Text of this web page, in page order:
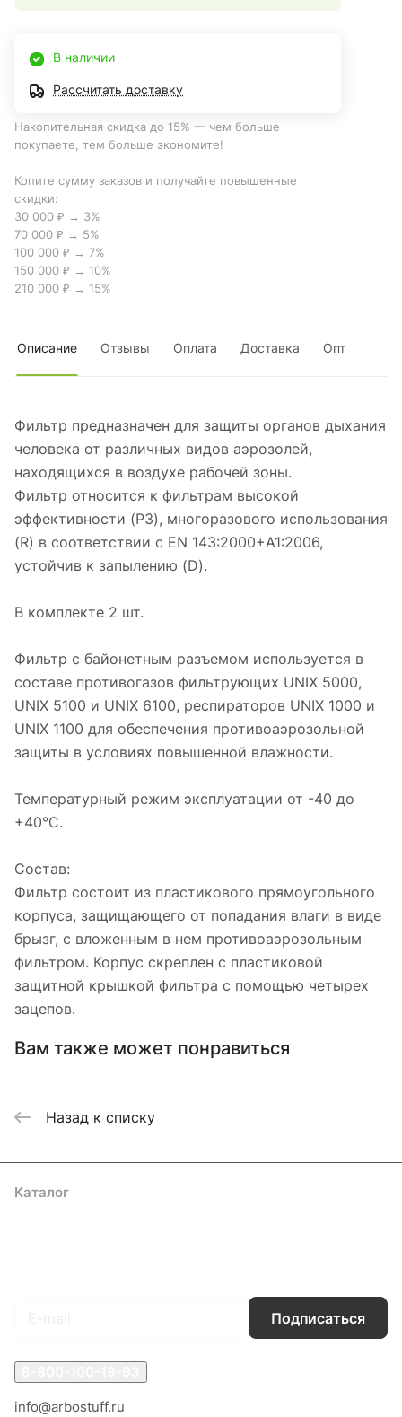
В наличии
Рассчитать доставку
Накопительная скидка до 15% — чем больше
покупаете, тем больше экономите!
Копите сумму заказов и получайте повышенные
скидки:
30 000 ₽ → 3%
70 000 ₽ → 5%
100 000 ₽ → 7%
150 000 ₽ → 10%
210 000 ₽ → 15%
Описание Отзывы Оплата Доставка Опт
Фильтр предназначен для защиты органов дыхания
человека от различных видов аэрозолей,
находящихся в воздухе рабочей зоны.
Фильтр относится к фильтрам высокой
эффективности (P3), многоразового использования
(R) в соответствии с EN 143:2000+А1:2006,
устойчив к запылению (D).
В комплекте 2 шт.
Фильтр с байонетным разъемом используется в
составе противогазов фильтрующих UNIX 5000,
UNIX 5100 и UNIX 6100, респираторов UNIX 1000 и
UNIX 1100 для обеспечения противоаэрозольной
защиты в условиях повышенной влажности.
Температурный режим эксплуатации от -40 до
+40°С.
Состав:
Фильтр состоит из пластикового прямоугольного
корпуса, защищающего от попадания влаги в виде
брызг, с вложенным в нем противоаэрозольным
фильтром. Корпус скреплен с пластиковой
защитной крышкой фильтра с помощью четырех
зацепов.
Вам также может понравиться
Назад к списку
Каталог
Подписаться
info@arbostuff.ru